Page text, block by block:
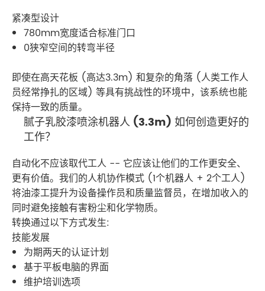
紧凑型设计
780mm宽度适合标准门口
0狭窄空间的转弯半径
即使在高天花板 (高达3.3m) 和复杂的角落 (人类工作人
员经常挣扎的区域) 等具有挑战性的环境中，该系统也能
保持一致的质量。
腻子乳胶漆喷涂机器人 (3.3m) 如何创造更好的
工作？
自动化不应该取代工人 -- 它应该让他们的工作更安全、
更有价值。我们的人机协作模式 (1个机器人 + 2个工人)
将油漆工提升为设备操作员和质量监督员，在增加收入的
同时避免接触有害粉尘和化学物质。
转换通过以下方式发生:
技能发展
为期两天的认证计划
基于平板电脑的界面
维护培训选项